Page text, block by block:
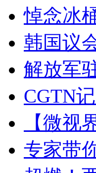
悼念冰
韩国议
解放军
CGTN
【微视
专家带